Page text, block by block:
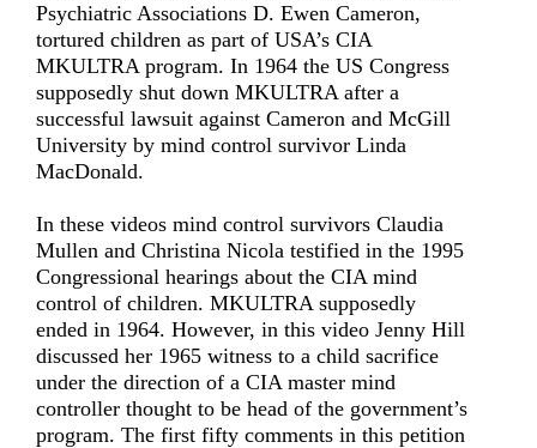
Psychiatric Associations D. Ewen Cameron,
tortured children as part of USA’s CIA
MKULTRA program. In 1964 the US Congress
supposedly shut down MKULTRA after a
successful lawsuit against Cameron and McGill
University by mind control survivor Linda
MacDonald.
In these videos mind control survivors Claudia
Mullen and Christina Nicola testified in the 1995
Congressional hearings about the CIA mind
control of children. MKULTRA supposedly
ended in 1964. However, in this video Jenny Hill
discussed her 1965 witness to a child sacrifice
under the direction of a CIA master mind
controller thought to be head of the government’s
program. The first fifty comments in this petition